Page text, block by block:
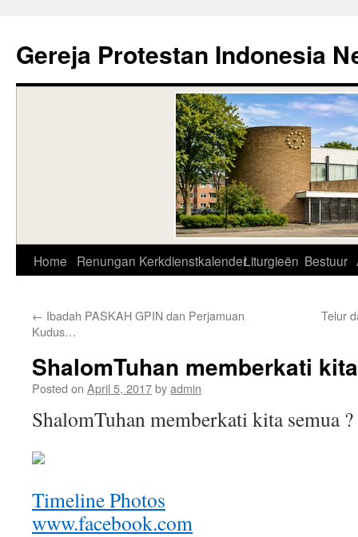
content
Gereja Protestan Indonesia
Home Renungan KerkdienstkalenderLiturgieën Bestuur
← Ibadah PASKAH GPIN dan Perjamuan
Kudus…
Telur
ShalomTuhan memberkati
Posted on April 5, 2017byadmin
ShalomTuhan memberkati kita semua ?
Timeline Photos
www.facebook.com